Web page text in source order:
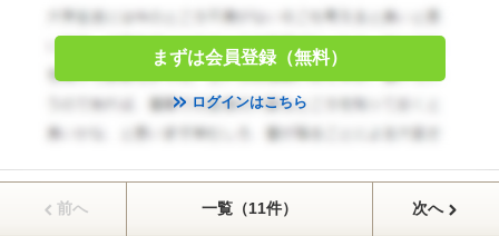
まずは会員登録（無料）
ログインはこちら
前へ 一覧（11件） 次へ